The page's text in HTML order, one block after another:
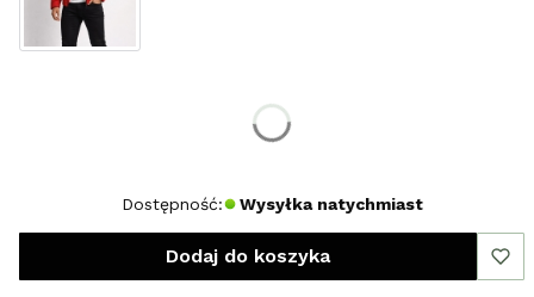
Dostępność: Wysyłka natychmiast
Dodaj do koszyka